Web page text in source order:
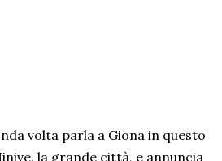
volta parla a Giona in questo
la grande città, e annuncia